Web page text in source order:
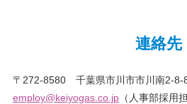
連絡先
〒272-8580 千葉県市川市市川南2-8-
employ@keiyogas.co.jp（人事部採用担